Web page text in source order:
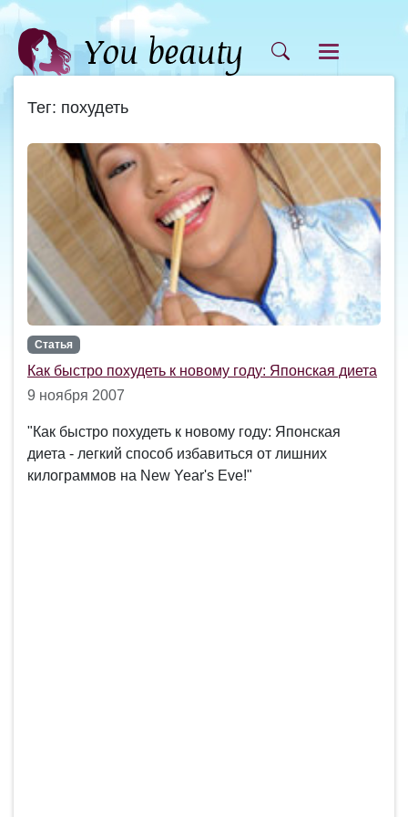
Тег: похудеть
Статья
Как быстро похудеть к новому году: Японская диета
9 ноября 2007
"Как быстро похудеть к новому году: Японская
диета - легкий способ избавиться от лишних
килограммов на New Year's Eve!"